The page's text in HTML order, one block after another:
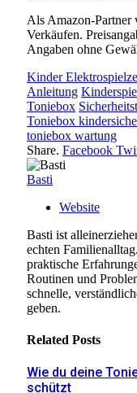
Als Amazon-Partner
Verkäufen.
Angaben ohne
Kinder
Anleitung
Toniebox
Toniebox
toniebox wartung
Share. Facebook
Basti
Website
Basti ist
echten
praktische
Routinen und
schnelle,
geben.
Related Posts
Wie du deine
schützt